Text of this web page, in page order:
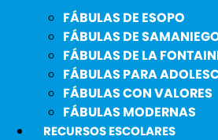
FÁBULAS DE ESOPO
FÁBULAS DE
FÁBULAS DE LA
FÁBULAS PARA
FÁBULAS CON VALORES
FÁBULAS MODERNAS
RECURSOS ESCOLARES